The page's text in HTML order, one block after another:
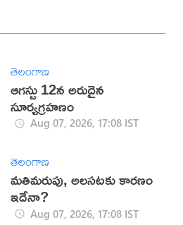
తెలంగాణ
ఆగస్టు 12న అరుదైన
సూర్యగ్రహణం
Aug 07, 2026, 17:08 IST
తెలంగాణ
మతిమరుపు, అలసటకు కారణం
ఇదేనా?
Aug 07, 2026, 17:08 IST